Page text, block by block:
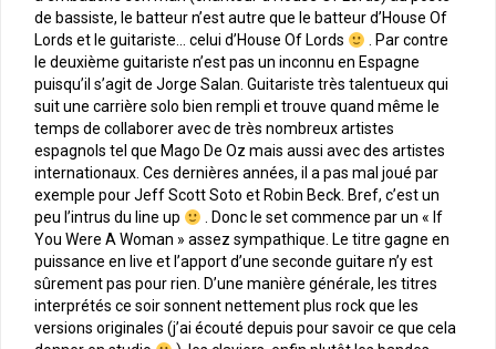
de bassiste, le batteur n’est autre que le batteur d’House Of
Lords et le guitariste… celui d’House Of Lords
. Par contre
le deuxième guitariste n’est pas un inconnu en Espagne
puisqu’il s’agit de Jorge Salan. Guitariste très talentueux qui
suit une carrière solo bien rempli et trouve quand même le
temps de collaborer avec de très nombreux artistes
espagnols tel que Mago De Oz mais aussi avec des artistes
internationaux. Ces dernières années, il a pas mal joué par
exemple pour Jeff Scott Soto et Robin Beck. Bref, c’est un
peu l’intrus du line up
. Donc le set commence par un « If
You Were A Woman » assez sympathique. Le titre gagne en
puissance en live et l’apport d’une seconde guitare n’y est
sûrement pas pour rien. D’une manière générale, les titres
interprétés ce soir sonnent nettement plus rock que les
versions originales (j’ai écouté depuis pour savoir ce que cela